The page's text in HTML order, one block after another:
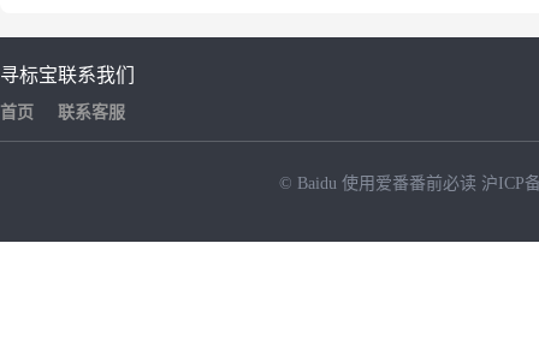
寻标宝
首页
联系我们
联系客服
© Baidu 使用爱番番前必读 沪ICP